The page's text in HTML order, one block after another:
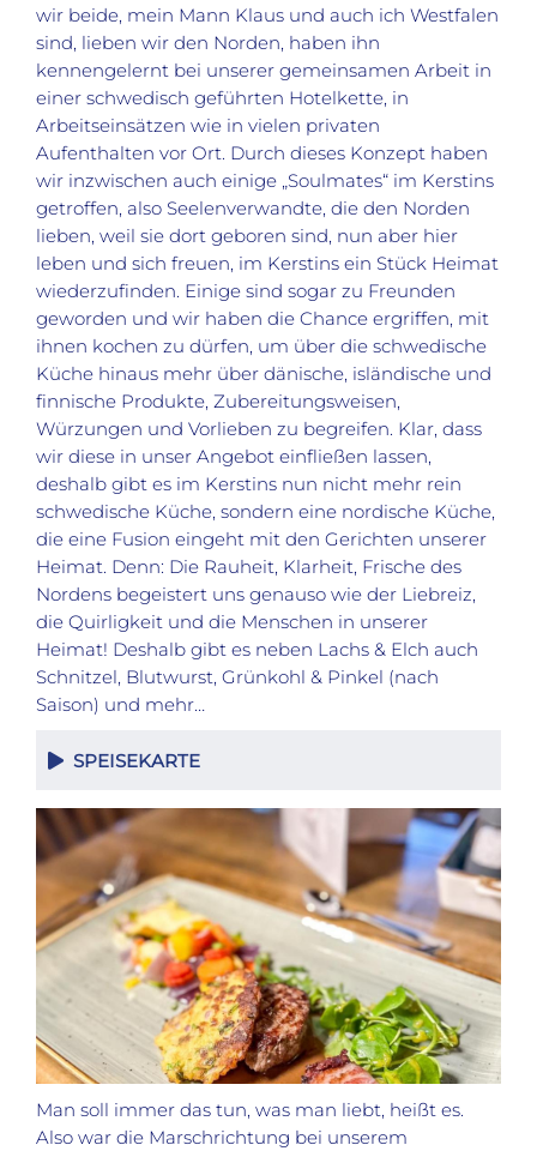
wir beide, mein Mann Klaus und auch ich Westfalen
sind, lieben wir den Norden, haben ihn
kennengelernt bei unserer gemeinsamen Arbeit in
einer schwedisch geführten Hotelkette, in
Arbeitseinsätzen wie in vielen privaten
Aufenthalten vor Ort. Durch dieses Konzept haben
wir inzwischen auch einige „Soulmates“ im Kerstins
getroffen, also Seelenverwandte, die den Norden
lieben, weil sie dort geboren sind, nun aber hier
leben und sich freuen, im Kerstins ein Stück Heimat
wiederzufinden. Einige sind sogar zu Freunden
geworden und wir haben die Chance ergriffen, mit
ihnen kochen zu dürfen, um über die schwedische
Küche hinaus mehr über dänische, isländische und
finnische Produkte, Zubereitungsweisen,
Würzungen und Vorlieben zu begreifen. Klar, dass
wir diese in unser Angebot einfließen lassen,
deshalb gibt es im Kerstins nun nicht mehr rein
schwedische Küche, sondern eine nordische Küche,
die eine Fusion eingeht mit den Gerichten unserer
Heimat. Denn: Die Rauheit, Klarheit, Frische des
Nordens begeistert uns genauso wie der Liebreiz,
die Quirligkeit und die Menschen in unserer
Heimat! Deshalb gibt es neben Lachs & Elch auch
Schnitzel, Blutwurst, Grünkohl & Pinkel (nach
Saison) und mehr…
SPEISEKARTE
Man soll immer das tun, was man liebt, heißt es.
Also war die Marschrichtung bei unserem